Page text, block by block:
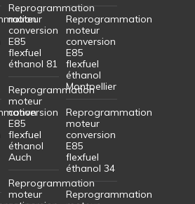
Reprogrammation
moteur
conversion
E85
flexfuel
éthanol 81
Reprogrammation
moteur
conversion
E85
flexfuel
éthanol
Auch
Reprogrammation
moteur
Reprogrammation
moteur
conversion
E85
flexfuel
éthanol
Montpellier
Reprogrammation
moteur
conversion
E85
flexfuel
éthanol 34
Reprogrammation